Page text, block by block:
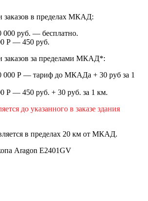
заказов в пределах МКАД:
000 руб. — бесплатно.
Р — 450 руб.
заказов за пределами МКАД*:
000 Р — тариф до МКАДа + 30 руб за 1
Р — 450 руб. + 30 руб. за 1 км.
до указанного в заказе здания
в пределах 20 км от МКАД.
Aragon E2401GV